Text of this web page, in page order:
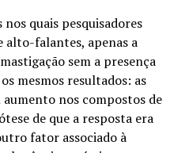
quais pesquisadores
alto-falantes, apenas a
sem a presença
mesmos resultados: as
nos compostos de
de que a resposta era
fator associado à